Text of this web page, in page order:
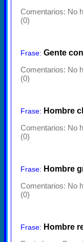
Comentarios: No
(0)
Frase: Gente
Comentarios: No
(0)
Frase: Hombre
Comentarios: No
(0)
Frase: Hombre
Comentarios: No
(0)
Frase: Hombre